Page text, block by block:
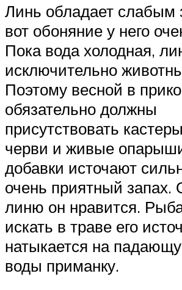
Линь обладает слабым
вот обоняние у него
Пока вода холодная,
исключительно
Поэтому весной в
обязательно должны
присутствовать
черви и живые
добавки источают
очень приятный запах.
линю он нравится.
искать в траве его
натыкается на
воды приманку.